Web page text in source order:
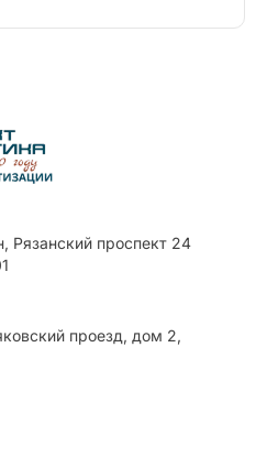
проспект 24
проезд, дом 2,